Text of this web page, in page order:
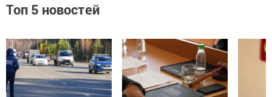
Топ 5 новостей